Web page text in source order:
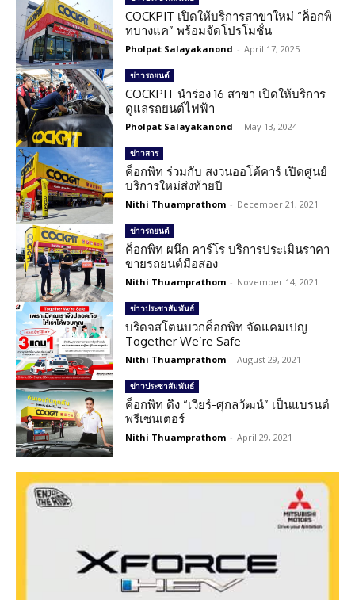
COCKPIT เปิดให้บริการสาขาใหม่ “ค็อกพิ
ทบางแค” พร้อมจัดโปรโมชั่น
Pholpat Salayakanond - April 17, 2025
ข่าวรถยนต์
COCKPIT นำร่อง 16 สาขา เปิดให้บริการ
ดูแลรถยนต์ไฟฟ้า
Pholpat Salayakanond - May 13, 2024
ข่าวสาร
ค็อกพิท ร่วมกับ สงวนออโต้คาร์ เปิดศูนย์
บริการใหม่ส่งท้ายปี
Nithi Thuamprathom - December 21, 2021
ข่าวรถยนต์
ค็อกพิท ผนึก คาร์โร บริการประเมินราคา
ขายรถยนต์มือสอง
Nithi Thuamprathom - November 14, 2021
ข่าวประชาสัมพันธ์
บริดจสโตนบวกค็อกพิท จัดแคมเปญ
Together We’re Safe
Nithi Thuamprathom - August 29, 2021
ข่าวประชาสัมพันธ์
ค็อกพิท ดึง “เวียร์-ศุกลวัฒน์” เป็นแบรนด์
พรีเซนเตอร์
Nithi Thuamprathom - April 29, 2021